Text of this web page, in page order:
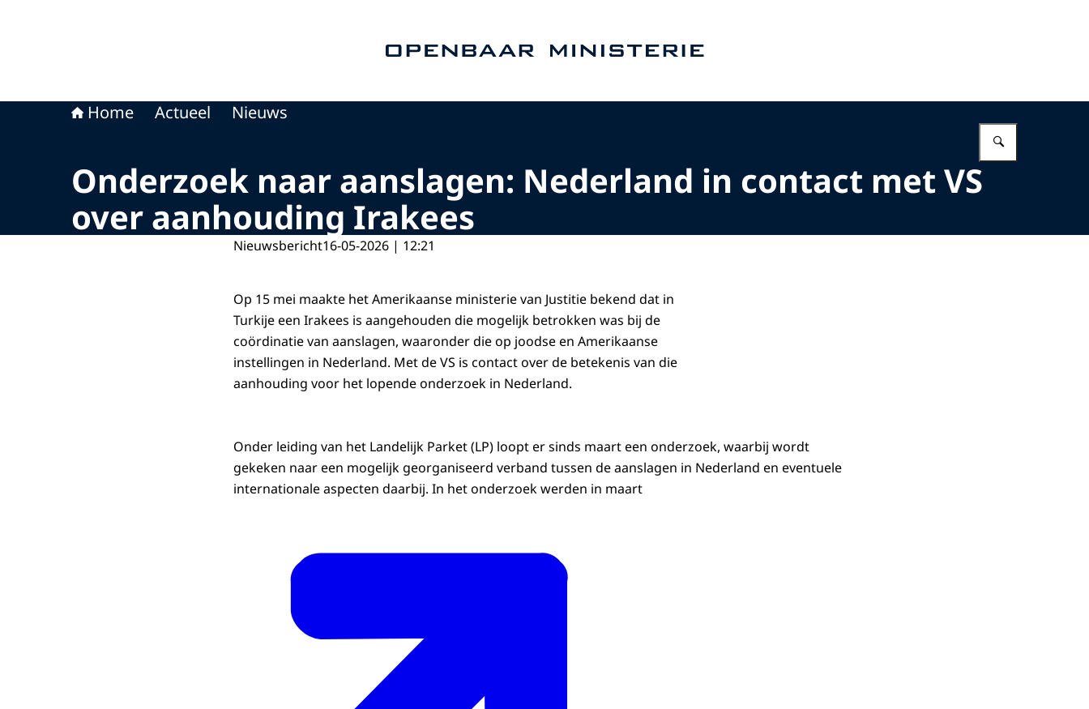
Home Actueel Nieuws
Onderzoek naar aanslagen: Nederland in contact met VS
over aanhouding Irakees
Nieuwsbericht16-05-2026 | 12:21
Op 15 mei maakte het Amerikaanse ministerie van Justitie bekend dat in
Turkije een Irakees is aangehouden die mogelijk betrokken was bij de
coördinatie van aanslagen, waaronder die op joodse en Amerikaanse
instellingen in Nederland. Met de VS is contact over de betekenis van die
aanhouding voor het lopende onderzoek in Nederland.
Onder leiding van het Landelijk Parket (LP) loopt er sinds maart een onderzoek, waarbij wordt
gekeken naar een mogelijk georganiseerd verband tussen de aanslagen in Nederland en eventuele
internationale aspecten daarbij. In het onderzoek werden in maart